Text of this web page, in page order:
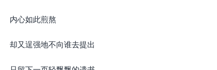
内心如此煎熬
却又逞强地不向谁去提出